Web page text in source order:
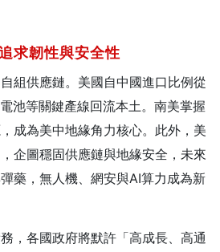
求韌性與安全性
組供應鏈。美國自中國進口比例從
池等關鍵產線回流本土。南美掌握
成為美中地緣角力核心。此外，美
企圖穩固供應鏈與地緣安全，未來
藥，無人機、網安與AI算力成為新
，各國政府將默許「高成長、高通